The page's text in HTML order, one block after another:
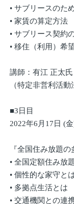
• サブリースのた
• 家賃の算定方法
• サブリース契約
• 移住（利用）希
講師：有江 正太氏
（特定非営利活
■3日目
2022年6月17日 (
『全国住み放題
• 全国定額住み放
• 個性的な家守と
• 多拠点生活とは
• 交通機関との連